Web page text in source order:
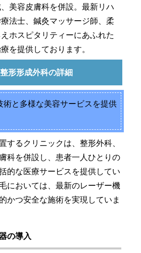
美容皮膚科を併設。最新リハ
法士、鍼灸マッサージ師、柔
ホスピタリティーにあふれた
を提供しております。
形形成外科の詳細
術と多様な美容サービスを提供
するクリニックは、整形外科、
科を併設し、患者一人ひとりの
的な医療サービスを提供してい
においては、最新のレーザー機
かつ安全な施術を実現していま
の導入